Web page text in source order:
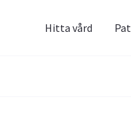
Hitta vård